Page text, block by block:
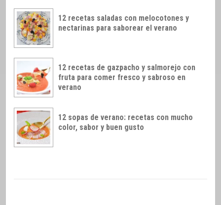
12 recetas saladas con melocotones y
nectarinas para saborear el verano
12 recetas de gazpacho y salmorejo con
fruta para comer fresco y sabroso en
verano
12 sopas de verano: recetas con mucho
color, sabor y buen gusto